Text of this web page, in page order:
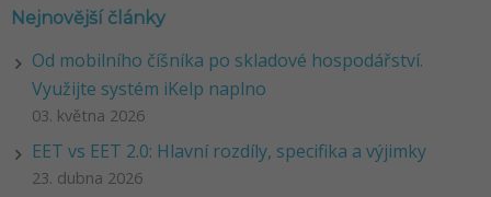
Nejnovější články
Od mobilního číšníka po skladové hospodářství.
Využijte systém iKelp naplno
03. května 2026
EET vs EET 2.0: Hlavní rozdíly, specifika a výjimky
23. dubna 2026